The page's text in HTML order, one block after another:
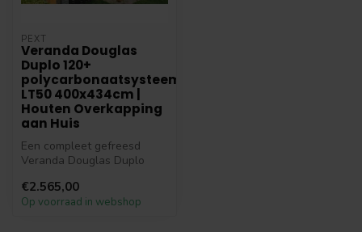
PEXT
Veranda Douglas
Duplo 120+
polycarbonaatsysteem
LT50 400x434cm |
Houten Overkapping
aan Huis
Een compleet gefreesd
Veranda Douglas Duplo
LT50 434x4...
€2.565,00
Op voorraad in webshop